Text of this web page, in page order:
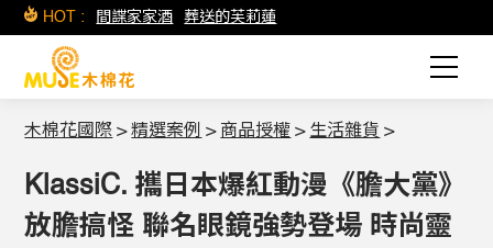
HOT : 間諜家家酒 葬送的芙莉蓮
木棉花國際 >精選案例 > 商品授權 > 生活雜貨 >
KlassiC. 攜日本爆紅動漫《膽大黨》
放膽搞怪 聯名眼鏡強勢登場 時尚靈